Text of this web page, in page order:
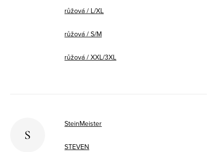
růžová / L/XL
růžová / S/M
růžová / XXL/3XL
S
SteinMeister
STEVEN